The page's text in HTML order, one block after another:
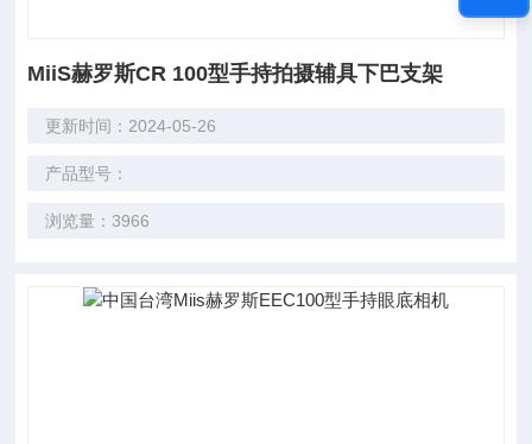
MiiS赫罗斯CR 100型手持拍摄辅具下巴支架
更新时间：2024-05-26
产品型号：
浏览量：3966